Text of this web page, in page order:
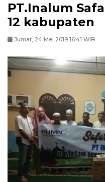
PT.Inalum
12 kabupaten
Jumat, 24 Mei 2019 16:41 WIB